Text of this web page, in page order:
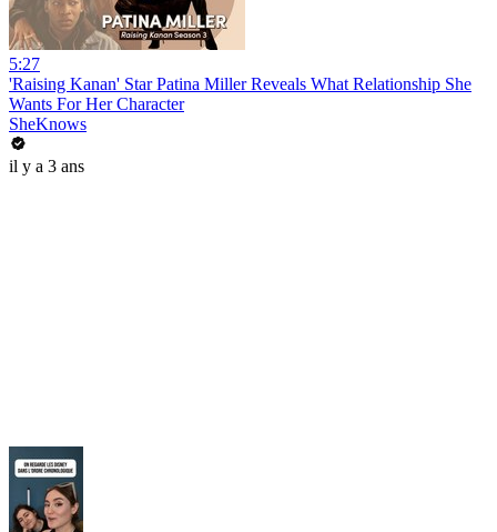
5:27
'Raising Kanan' Star Patina Miller Reveals What Relationship She
Wants For Her Character
SheKnows
il y a 3 ans